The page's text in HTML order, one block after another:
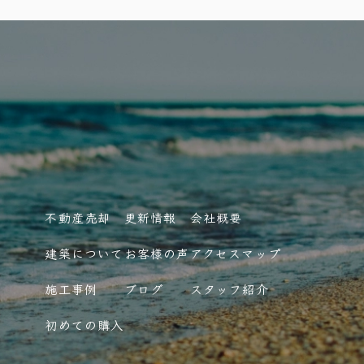
不動産売却
建築について
施工事例
初めての購入
更新情報
お客様の声
ブログ
会社概要
アクセスマップ
スタッフ紹介